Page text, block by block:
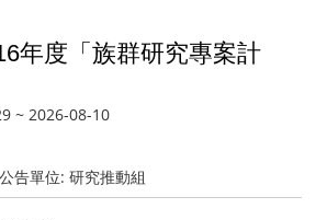
年度「族群研究專案計
~ 2026-08-10
公告單位: 研究推動組